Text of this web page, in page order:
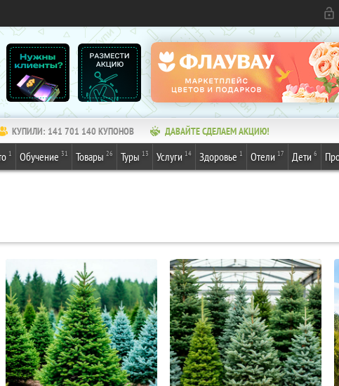
КУПИЛИ: 141 701 140КУПОНОВ ДАВАЙТЕ СДЕЛАЕМ АКЦИЮ!
1 Обучение 31 Товары 26 Туры 13 Услуги 14 Здоровье 1 Отели 17 Дети 6